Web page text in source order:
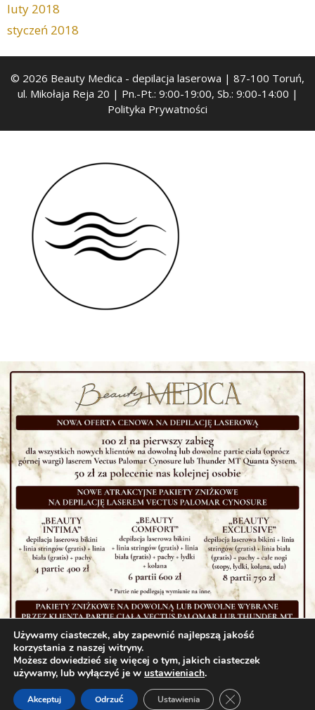
luty 2018
styczeń 2018
© 2026 Beauty Medica - depilacja laserowa | 87-100 Toruń,
ul. Mikołaja Reja 20 | Pn.-Pt.: 9:00-19:00, Sb.: 9:00-14:00 |
Polityka Prywatności
Używamy ciasteczek, aby zapewnić najlepszą jakość
korzystania z naszej witryny.
Możesz dowiedzieć się więcej o tym, jakich ciasteczek
używamy, lub wyłączyć je w ustawieniach.
Akceptuj Odrzuć Ustawienia Zamknij panel